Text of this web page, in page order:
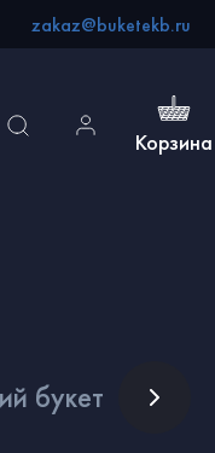
zakaz@buketekb.ru
Корзина
букет